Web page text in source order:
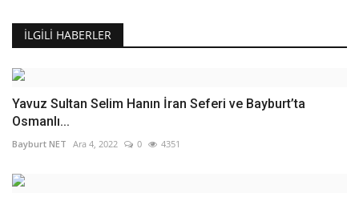
İLGILI HABERLER
Yavuz Sultan Selim Hanın İran Seferi ve Bayburt’ta
Osmanlı...
Bayburt NET Ara 4, 2022 0 4351